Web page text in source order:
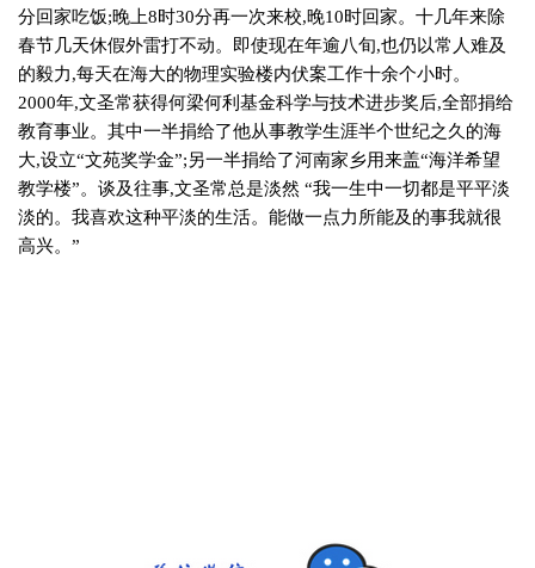
分回家吃饭;晚上8时30分再一次来校,晚10时回家。十几年来除
春节几天休假外雷打不动。即使现在年逾八旬,也仍以常人难及
的毅力,每天在海大的物理实验楼内伏案工作十余个小时。
2000年,文圣常获得何梁何利基金科学与技术进步奖后,全部捐给
教育事业。其中一半捐给了他从事教学生涯半个世纪之久的海
大,设立“文苑奖学金”;另一半捐给了河南家乡用来盖“海洋希望
教学楼”。谈及往事,文圣常总是淡然 “我一生中一切都是平平淡
淡的。我喜欢这种平淡的生活。能做一点力所能及的事我就很
高兴。”